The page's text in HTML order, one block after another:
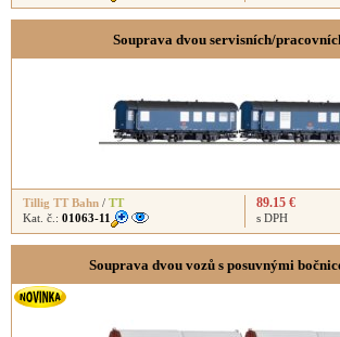
Souprava dvou servisních/
Tillig TT Bahn / TT
Kat. č.: 01063-11
89.15 €
s DPH
Souprava dvou vozů s posuvnými